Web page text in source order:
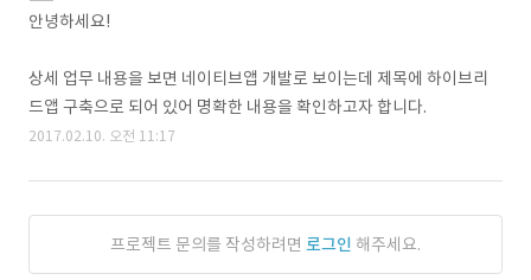
안녕하세요!
상세 업무 내용을 보면 네이티브앱 개발로 보이는데 제목에 하이브리
드앱 구축으로 되어 있어 명확한 내용을 확인하고자 합니다.
2017.02.10. 오전 11:17
프로젝트 문의를 작성하려면 로그인 해주세요.